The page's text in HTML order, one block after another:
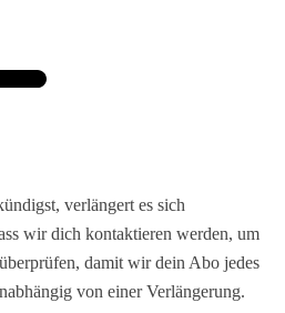
verlängert es sich
wir dich kontaktieren werden, um
damit wir dein Abo jedes
von einer Verlängerung.